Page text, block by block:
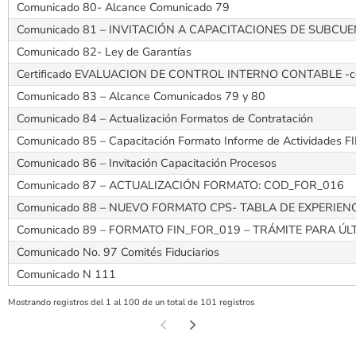
Comunicado 80- Alcance Comunicado 79
Comunicado 81 – INVITACIÓN A CAPACITACIONES DE
Comunicado 82- Ley de Garantías
Certificado EVALUACION DE CONTROL INTERNO
Comunicado 83 – Alcance Comunicados 79 y 80
Comunicado 84 – Actualización Formatos de Contratación
Comunicado 85 – Capacitación Formato Informe de Actividades
Comunicado 86 – Invitación Capacitación Procesos
Comunicado 87 – ACTUALIZACIÓN FORMATO: COD_FOR_016
Comunicado 88 – NUEVO FORMATO CPS- TABLA DE
Comunicado 89 – FORMATO FIN_FOR_019 – TRÁMITE PARA
Comunicado No. 97 Comités Fiduciarios
Comunicado N 111
Mostrando registros del 1 al 100 de un total de 101 registros